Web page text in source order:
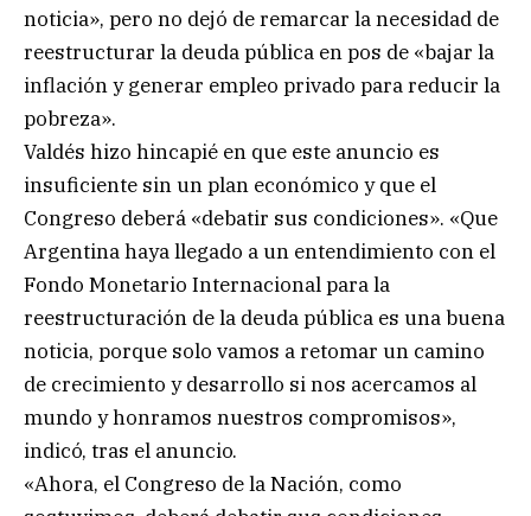
noticia», pero no dejó de remarcar la necesidad de
reestructurar la deuda pública en pos de «bajar la
inflación y generar empleo privado para reducir la
pobreza».
Valdés hizo hincapié en que este anuncio es
insuficiente sin un plan económico y que el
Congreso deberá «debatir sus condiciones». «Que
Argentina haya llegado a un entendimiento con el
Fondo Monetario Internacional para la
reestructuración de la deuda pública es una buena
noticia, porque solo vamos a retomar un camino
de crecimiento y desarrollo si nos acercamos al
mundo y honramos nuestros compromisos»,
indicó, tras el anuncio.
«Ahora, el Congreso de la Nación, como